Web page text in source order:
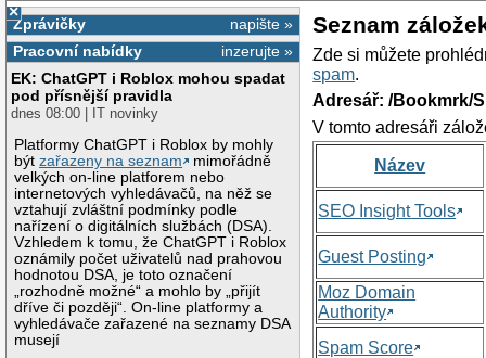
×
napište »
Zprávičky
inzerujte »
Pracovní nabídky
EK: ChatGPT i Roblox mohou spadat
pod přísnější pravidla
dnes 08:00 | IT novinky
Platformy ChatGPT i Roblox by mohly
býtzařazeny na seznam
mimořádně
velkých on-line platforem nebo
internetových vyhledávačů, na něž se
vztahují zvláštní podmínky podle
nařízení o digitálních službách (DSA).
Vzhledem k tomu, že ChatGPT i Roblox
oznámily počet uživatelů nad prahovou
hodnotou DSA, je toto označení
„rozhodně možné“ a mohlo by „přijít
dříve či později“. On-line platformy a
vyhledávače zařazené na seznamy DSA
musejí
Seznam
Zde si můžete
spam.
Adresář: /Bookmrk/
V tomto adresáři
Název
SEO Insight Tools
Guest Posting
Moz Domain
Authority
Spam Score